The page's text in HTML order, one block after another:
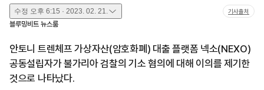
수정 오후 6:15 · 2023. 02. 21. 기사출처
블루밍비트 뉴스룸
안토니 트렌체프 가상자산(암호화폐) 대출 플랫폼 넥소(NEXO)
공동설립자가 불가리아 검찰의 기소 혐의에 대해 이의를 제기한
것으로 나타났다.